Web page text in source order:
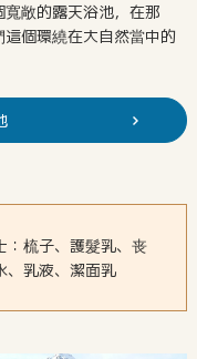
敞的露天浴池，在那
個環繞在大自然當中的
：梳子、護髮乳、丧
、乳液、潔面乳